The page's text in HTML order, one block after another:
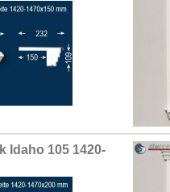
Idaho 105 1420-